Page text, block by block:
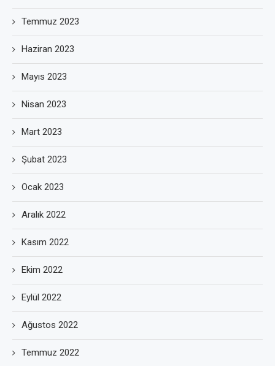
Temmuz 2023
Haziran 2023
Mayıs 2023
Nisan 2023
Mart 2023
Şubat 2023
Ocak 2023
Aralık 2022
Kasım 2022
Ekim 2022
Eylül 2022
Ağustos 2022
Temmuz 2022